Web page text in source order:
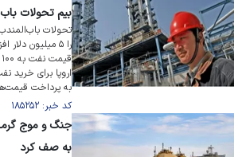
بیم تحولات
تحولات
را ۵ میلیون
اروپا برای خرید
به پرداخت
کد خبر: ۱۸۵۲۵۲ تاریخ انتشار : ۱۴۰۵/۰۵/۰۲
به صف کرد